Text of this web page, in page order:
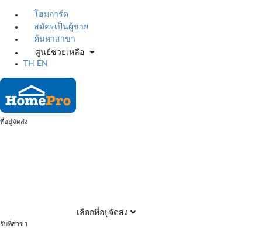
โฮมการ์ด
สมัครเป็นผู้ขาย
ค้นหาสาขา
ศูนย์ช่วยเหลือ
TH
EN
ที่อยู่จัดส่ง
เลือกที่อยู่จัดส่ง
รับที่สาขา